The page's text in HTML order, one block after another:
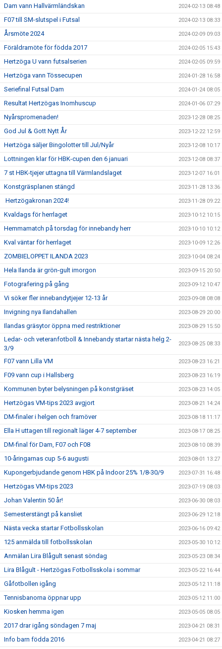
Dam vann Hallvärmländskan 2024-02-13 08:48
F07 till SM-slutspel i Futsal 2024-02-13 08:33
Årsmöte 2024 2024-02-09 09:03
Föräldramöte för födda 2017 2024-02-05 15:43
Hertzöga U vann futsalserien 2024-02-05 09:59
Hertzöga vann Tössecupen 2024-01-28 16:58
Seriefinal Futsal Dam 2024-01-24 08:05
Resultat Hertzögas Inomhuscup 2024-01-06 07:29
Nyårspromenaden! 2023-12-28 08:25
God Jul & Gott Nytt År 2023-12-22 12:59
Hertzöga säljer Bingolotter till Jul/Nyår 2023-12-08 10:17
Lottningen klar för HBK-cupen den 6 januari 2023-12-08 08:37
7 st HBK-tjejer uttagna till Värmlandslaget 2023-12-07 16:01
Konstgräsplanen stängd 2023-11-28 13:36
Hertzögakronan 2024! 2023-11-28 09:22
Kvaldags för herrlaget 2023-10-12 10:15
Hemmamatch på torsdag för innebandy herr 2023-10-10 10:12
Kval väntar för herrlaget 2023-10-09 12:26
ZOMBIELOPPET ILANDA 2023 2023-10-04 08:24
Hela Ilanda är grön-gult imorgon 2023-09-15 20:50
Fotografering på gång 2023-09-12 10:47
Vi söker fler innebandytjejer 12-13 år 2023-09-08 08:08
Invigning nya Ilandahallen 2023-08-29 20:00
Ilandas gräsytor öppna med restriktioner 2023-08-29 15:50
Ledar- och veteranfotboll & Innebandy startar nästa helg 2-
3/9
2023-08-25 08:33
F07 vann Lilla VM 2023-08-23 16:21
F09 vann cup i Hallsberg 2023-08-23 16:19
Kommunen byter belysningen på konstgräset 2023-08-23 14:05
Hertzögas VM-tips 2023 avgjort 2023-08-21 14:24
DM-finaler i helgen och framöver 2023-08-18 11:17
Ella H uttagen till regionalt läger 4-7 september 2023-08-17 08:25
DM-final för Dam, F07 och F08 2023-08-10 08:39
10-åringarnas cup 5-6 augusti 2023-08-01 13:27
Kupongerbjudande genom HBK på Indoor 25% 1/8-30/9 2023-07-31 16:48
Hertzögas VM-tips 2023 2023-07-19 08:03
Johan Valentin 50 år! 2023-06-30 08:03
Semesterstängt på kansliet 2023-06-29 12:18
Nästa vecka startar Fotbollsskolan 2023-06-16 09:42
125 anmälda till fotbollsskolan 2023-05-30 10:12
Anmälan Lira Blågult senast söndag 2023-05-23 08:34
Lira Blågult - Hertzögas Fotbollsskola i sommar 2023-05-22 16:44
Gåfotbollen igång 2023-05-12 11:18
Tennisbanorna öppnar upp 2023-05-12 11:00
Kiosken hemma igen 2023-05-05 08:05
2017 drar igång söndagen 7 maj 2023-04-21 08:31
Info barn födda 2016 2023-04-21 08:27